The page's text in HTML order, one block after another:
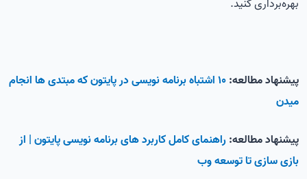
بهره‌برداری کنید.
پیشنهاد مطالعه:
10 اشتباه برنامه نویسی در پایتون که مبتدی ها انجام
میدن
پیشنهاد مطالعه: راهنمای کامل کاربرد های برنامه نویسی پایتون | از
بازی سازی تا توسعه وب